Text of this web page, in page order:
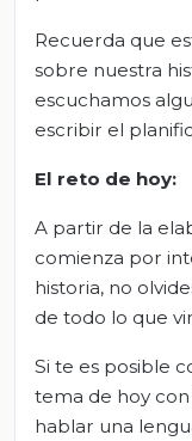
Recuerda que
sobre nuestra
escuchamos
escribir el
El reto de hoy:
A partir de la
comienza por
historia, no
de todo lo que
Si te es posible
tema de hoy
hablar una